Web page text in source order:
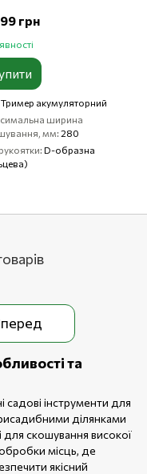
грн
Тример акумуляторний
ширина
мм 280
D-образна
та
садові інструменти для
ділянками
скошування високої
обробки місць, де
якісний